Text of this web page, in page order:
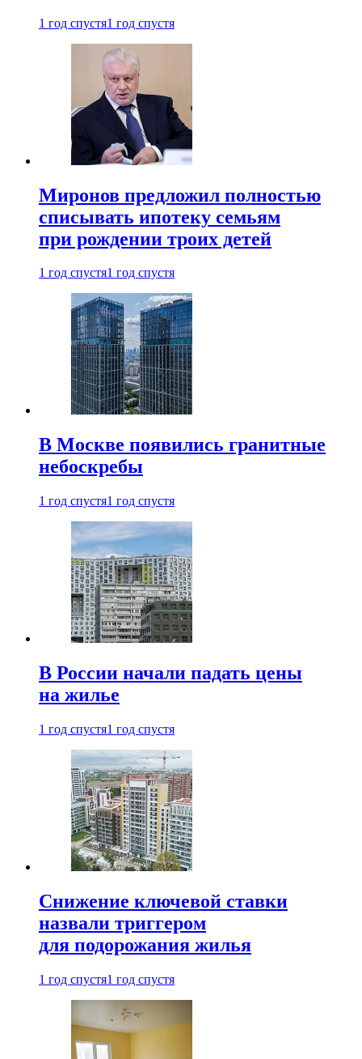
1 год спустя1 год спустя
Миронов предложил полностью
списывать ипотеку семьям
при рождении троих детей
1 год спустя1 год спустя
В Москве появились гранитные
небоскребы
1 год спустя1 год спустя
В России начали падать цены
на жилье
1 год спустя1 год спустя
Снижение ключевой ставки
назвали триггером
для подорожания жилья
1 год спустя1 год спустя